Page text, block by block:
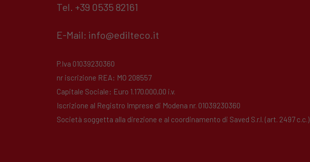
Tel. +39 0535 82161
E-Mail: info@edilteco.it
P.Iva 01039230360
nr iscrizione REA: MO 208557
Capitale Sociale: Euro 1.170.000,00 i.v.
Iscrizione al Registro Imprese di Modena nr. 01039230360
Società soggetta alla direzione e al coordinamento di Saved S.r.l. (art. 2497 c.c.)